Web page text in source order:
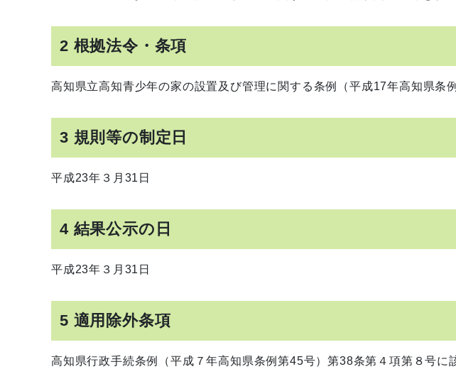
2 根拠法令・条項
高知県立高知青少年の家の設置及び管理に関する条例（平成17年高知県条
3 規則等の制定日
平成23年３月31日
4 結果公示の日
平成23年３月31日
5 適用除外条項
高知県行政手続条例（平成７年高知県条例第45号）第38条第４項第８号に